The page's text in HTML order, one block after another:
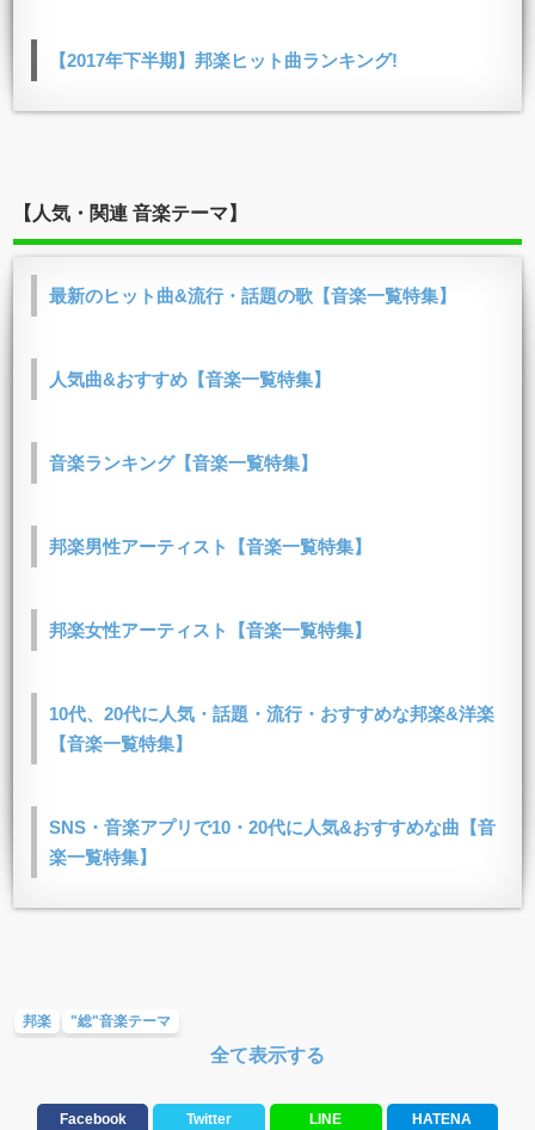
【2017年下半期】邦楽ヒット曲ランキング!
【人気・関連 音楽テーマ】
最新のヒット曲&流行・話題の歌【音楽一覧特集】
人気曲&おすすめ【音楽一覧特集】
音楽ランキング【音楽一覧特集】
邦楽男性アーティスト【音楽一覧特集】
邦楽女性アーティスト【音楽一覧特集】
10代、20代に人気・話題・流行・おすすめな邦楽&洋楽
【音楽一覧特集】
SNS・音楽アプリで10・20代に人気&おすすめな曲【音
楽一覧特集】
邦楽 "総"音楽テーマ
全て表示する
Facebook Twitter LINE HATENA